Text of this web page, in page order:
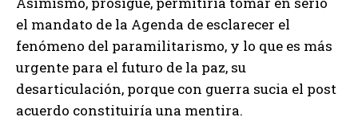
el mandato de la Agenda de esclarecer el
fenómeno del paramilitarismo, y lo que es más
urgente para el futuro de la paz, su
desarticulación, porque con guerra sucia el post
acuerdo constituiría una mentira.